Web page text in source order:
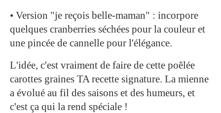
• Version "je reçois belle-maman" : incorpore
quelques cranberries séchées pour la couleur et
une pincée de cannelle pour l'élégance.
L'idée, c'est vraiment de faire de cette poêlée
carottes graines TA recette signature. La mienne
a évolué au fil des saisons et des humeurs, et
c'est ça qui la rend spéciale !